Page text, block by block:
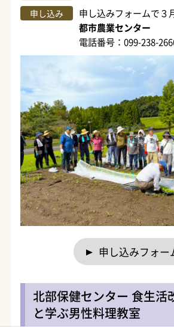
申し込み
申し込みフォームで３
都市農業センター
電話番号：099-238-
申し込みフォー
北部保健センター 食生活
と学ぶ男性料理教室